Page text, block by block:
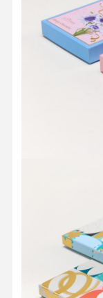
جولة في
المعمل